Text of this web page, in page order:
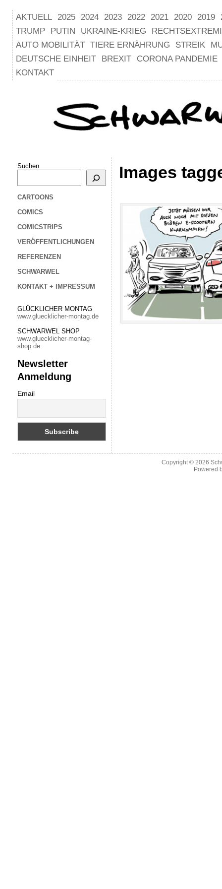
AKTUELL 2025 2024 2023 2022 2021 2020 2019
TRUMP
PUTIN UKRAINE-KRIEG
AUTO MOBILITÄT TIERE ERNÄHRUNG STREIK
DEUTSCHE EINHEIT
BREXIT
CORONA PANDEMIE
KONTAKT
Suchen
CARTOONS
COMICS
COMICSTRIPS
VERÖFFENTLICHUNGEN
REFERENZEN
SCHWARWEL
KONTAKT + IMPRESSUM
GLÜCKLICHER MONTAG
www.gluecklicher-montag.de
SCHWARWEL SHOP
www.gluecklicher-montag-
shop.de
Newsletter
Anmeldung
Email
Images
Copyright © 2026
Powered